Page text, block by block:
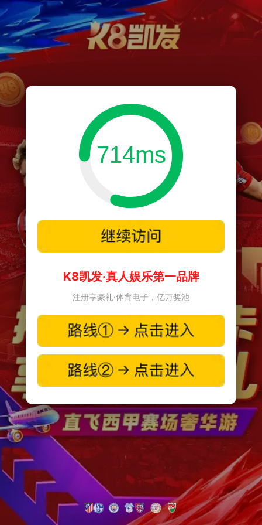
714ms
K8凯发·真人娱乐第一品牌
注册享豪礼·体育电子，亿万奖池